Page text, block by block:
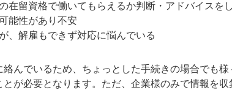
在留資格で働いてもらえるか判断・アドバイスを
能性があり不安
、解雇もできず対応に悩んでいる
んでいるため、ちょっとした手続きの場合でも
が必要となります。ただ、企業様のみで情報を